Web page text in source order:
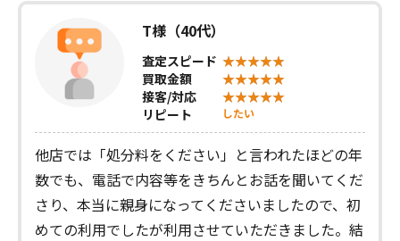
T様（40代）
査定スピード
買取金額
接客/対応
リピート
したい
他店では「処分料をください」と言われたほどの年
数でも、電話で内容等をきちんとお話を聞いてくだ
さり、本当に親身になってくださいましたので、初
めての利用でしたが利用させていただきました。結